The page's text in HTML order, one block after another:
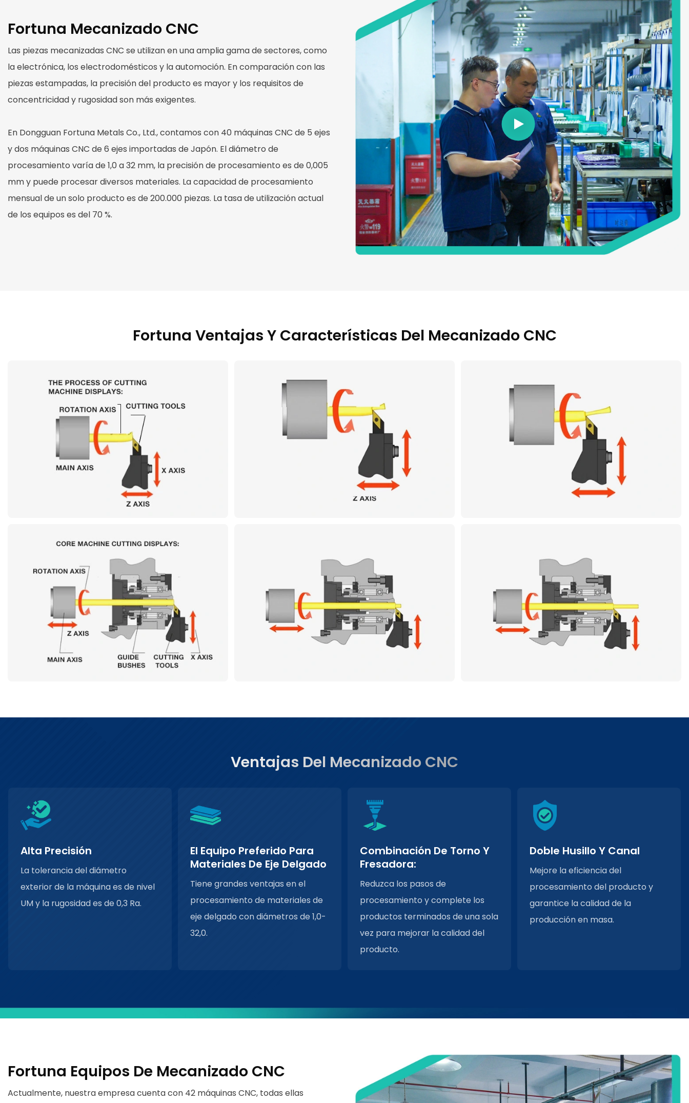
Fortuna Mecanizado CNC
Las piezas mecanizadas CNC se utilizan en una amplia gama de sectores, como
la electrónica, los electrodomésticos y la automoción. En comparación con las
piezas estampadas, la precisión del producto es mayor y los requisitos de
concentricidad y rugosidad son más exigentes.
En Dongguan Fortuna Metals Co., Ltd., contamos con 40 máquinas CNC de 5 ejes
y dos máquinas CNC de 6 ejes importadas de Japón. El diámetro de
procesamiento varía de 1,0 a 32 mm, la precisión de procesamiento es de 0,005
mm y puede procesar diversos materiales. La capacidad de procesamiento
mensual de un solo producto es de 200.000 piezas. La tasa de utilización actual
de los equipos es del 70 %.
Fortuna Ventajas Y Características Del Mecanizado CNC
Ventajas Del Mecanizado CNC
Alta Precisión
La tolerancia del diámetro
exterior de la máquina es de nivel
UM y la rugosidad es de 0,3 Ra.
El Equipo Preferido Para
Materiales De Eje Delgado
Tiene grandes ventajas en el
procesamiento de materiales de
eje delgado con diámetros de 1,0-
32,0.
Combinación De Torno Y
Fresadora:
Reduzca los pasos de
procesamiento y complete los
productos terminados de una sola
vez para mejorar la calidad del
producto.
Doble Husillo Y Canal
Mejore la eficiencia del
procesamiento del producto y
garantice la calidad de la
producción en masa.
Fortuna Equipos De Mecanizado CNC
Actualmente, nuestra empresa cuenta con 42 máquinas CNC, todas ellas